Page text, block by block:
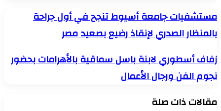
مستشفيات
جامعة
أسيوط
تنجح
أول
بالمنظار
لإنقاذ
رضيع
مستشفيات جامعة أسيوط تنجح في أول جراحة
بالمنظار الصدري لإنقاذ رضيع بصعيد مصر
زفاف
أسطوري
لابنة
باسل
بالأهرامات
زفاف أسطوري لابنة باسل سماقية بالأهرامات بحضور
نجوم الفن ورجال الأعمال
مقالات ذات صلة